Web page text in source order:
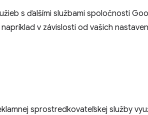
s ďalšími službami spoločnosti
v závislosti od vašich
sprostredkovateľskej služby